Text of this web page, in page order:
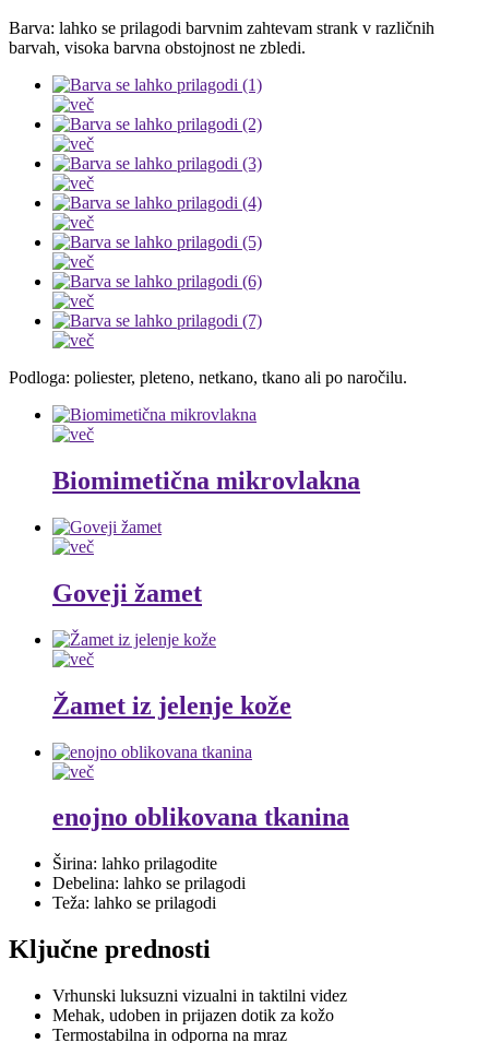
Barva: lahko se prilagodi barvnim zahtevam strank v različnih
barvah, visoka barvna obstojnost ne zbledi.
Podloga: poliester, pleteno, netkano, tkano ali po naročilu.
Biomimetična mikrovlakna
Goveji žamet
Žamet iz jelenje kože
enojno oblikovana tkanina
Širina: lahko prilagodite
Debelina: lahko se prilagodi
Teža: lahko se prilagodi
Ključne prednosti
Vrhunski luksuzni vizualni in taktilni videz
Mehak, udoben in prijazen dotik za kožo
Termostabilna in odporna na mraz